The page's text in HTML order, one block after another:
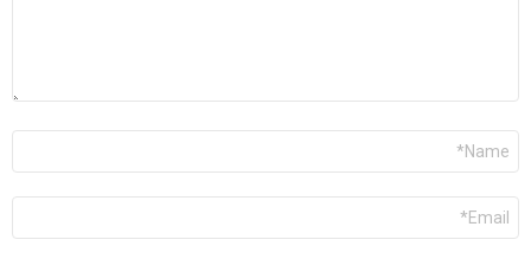
البريد
الإلكتروني
*